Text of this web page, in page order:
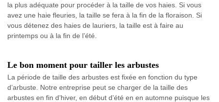
la plus adéquate pour procéder à la taille de vos haies. Si vous
avez une haie fleuries, la taille se fera à la fin de la floraison. Si
vous détenez des haies de lauriers, la taille est à faire au
printemps ou à la fin de l’été.
Le bon moment pour tailler les arbustes
La période de taille des arbustes est fixée en fonction du type
d’arbuste. Notre entreprise peut se charger de la taille des
arbustes en fin d’hiver, en début d’été en en automne puisque les